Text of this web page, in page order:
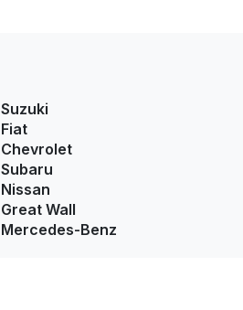
Suzuki
Fiat
Chevrolet
Subaru
Nissan
Great Wall
Mercedes-Benz